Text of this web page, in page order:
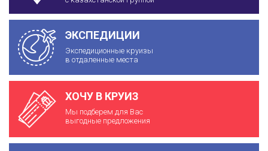
ЭКСПЕДИЦИИ
Экспедиционные круизы
в отдаленные места
ХОЧУ В КРУИЗ
Мы подберем для Вас
выгодные предложения